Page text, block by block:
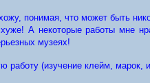
понимая, что может быть
хуже! А некоторые работы
музеях!
работу (изучение клейм, марок,